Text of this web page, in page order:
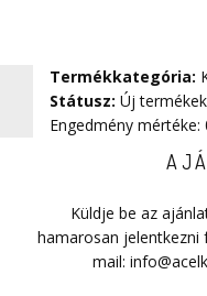
Termékkategória:
Státusz: Új termékek
Engedmény mértéke:
Küldje be az
hamarosan jelentkezni
mail: